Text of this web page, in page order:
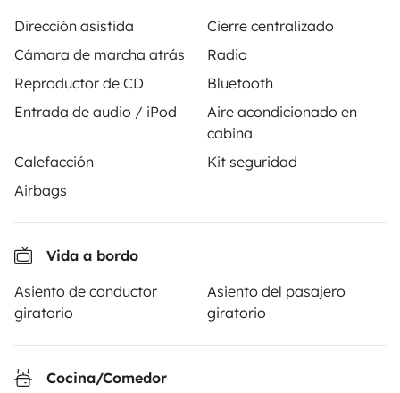
Dirección asistida
Cierre centralizado
Cámara de marcha atrás
Radio
Reproductor de CD
Bluetooth
Entrada de audio / iPod
Aire acondicionado en
cabina
Calefacción
Kit seguridad
Airbags
Vida a bordo
Asiento de conductor
giratorio
Asiento del pasajero
giratorio
Cocina/Comedor
Yescapa es una plataforma que facilita y asegura el
alquiler de autocaravanas y furgonetas campers entre
particulares. La plataforma tiene el papel de
llave en mano para unas vacaciones en total libertad y
seguridad.
Shops
Instagram
X Facebook
ALQUILER AUTOCARAVANAS